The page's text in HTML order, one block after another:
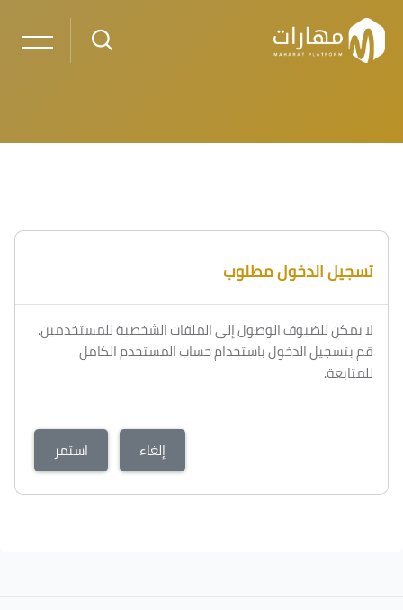
تسجيل الدخول مطلوب
لا يمكن للضيوف الوصول إلى الملفات الشخصية للمستخدمين.
قم بتسجيل الدخول باستخدام حساب المستخدم الكامل
للمتابعة.
إلغاء استمر